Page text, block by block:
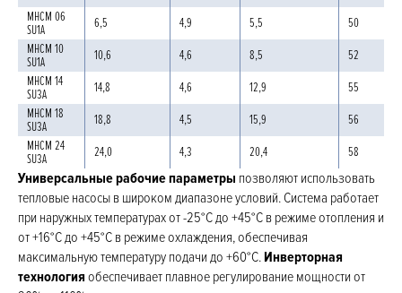
MHCM 06
SU1A
6,5 4,9 5,5
50
MHCM 10
SU1A
10,6 4,6 8,5
52
MHCM 14
SU3A
14,8 4,6 12,9
55
MHCM 18
SU3A
18,8 4,5 15,9
56
MHCM 24
SU3A
24,0 4,3 20,4 58
Универсальные рабочие параметры позволяют использовать
тепловые насосы в широком диапазоне условий. Система работает
при наружных температурах от -25°C до +45°C в режиме отопления и
от +16°C до +45°C в режиме охлаждения, обеспечивая
максимальную температуру подачи до +60°C. Инверторная
технология обеспечивает плавное регулирование мощности от